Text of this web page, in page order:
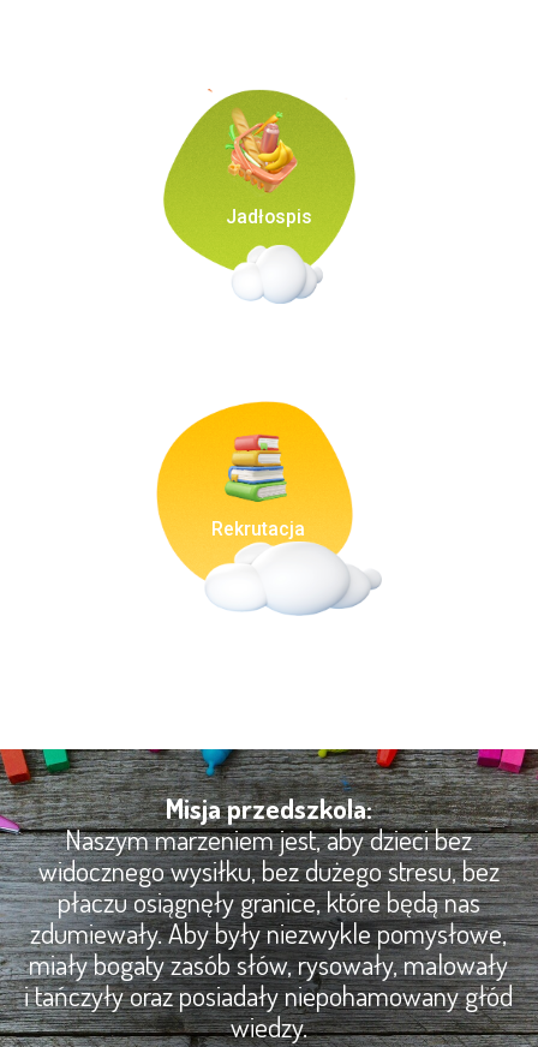
Jadłospis
Rekrutacja
Misja przedszkola:
Naszym marzeniem jest, aby dzieci bez
widocznego wysiłku, bez dużego stresu, bez
płaczu osiągnęły granice, które będą nas
zdumiewały. Aby były niezwykle pomysłowe,
miały bogaty zasób słów, rysowały, malowały
i tańczyły oraz posiadały niepohamowany głód
wiedzy.